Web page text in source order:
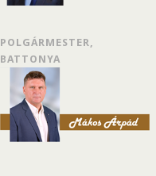
POLGÁRMESTER,
BATTONYA